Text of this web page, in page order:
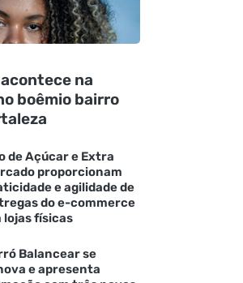
na
boêmio bairro
de Açúcar e Extra
proporcionam
e agilidade de
do e-commerce
lojas físicas
Balancear se
e apresenta